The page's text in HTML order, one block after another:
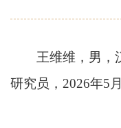
王维维，男，
研究员，2026年5